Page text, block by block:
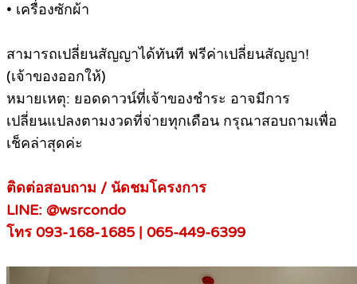
• เครื่องซักผ้า
สามารถเปลี่ยนสัญญาได้ทันที ฟรีค่าเปลี่ยนสัญญา!
(เจ้าของออกให้)
หมายเหตุ: ยอดดาวน์ที่เจ้าของชำระ อาจมีการ
เปลี่ยนแปลงตามงวดที่จ่ายทุกเดือน กรุณาสอบถามเพื่อ
เช็คล่าสุดค่ะ
ติดต่อสอบถาม / นัดชมโครงการ
LINE: @wsrcondo
โทร 093-168-1685 | 065-449-6399